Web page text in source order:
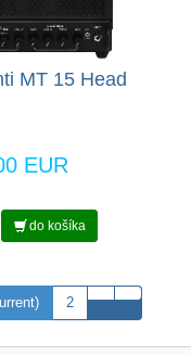
MT 15 Head
EUR
do košíka
2